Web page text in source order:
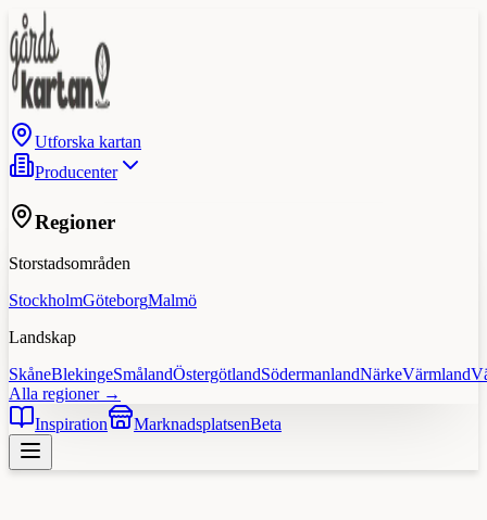
Utforska kartan
Producenter
Regioner
Storstadsområden
StockholmGöteborgMalmö
Landskap
SkåneBlekingeSmålandÖstergötlandSödermanlandNärkeVärmland
Alla regioner →
Inspiration
MarknadsplatsenBeta